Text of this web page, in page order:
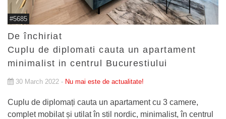
#5685
De închiriat
Cuplu de diplomati cauta un apartament
minimalist in centrul Bucurestiului
30 March 2022 - Nu mai este de actualitate!
Cuplu de diplomați cauta un apartament cu 3 camere,
complet mobilat și utilat în stil nordic, minimalist, în centrul